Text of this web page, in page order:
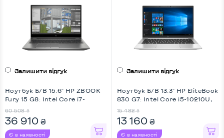
Залишити відгук
Ноутбук Б/В 15.6" HP ZBOOK
Fury 15 G8: Intel Core i7-
Full HD
60 508 ₴
36 910 ₴
Є в наявності
Залишити відгук
Ноутбук Б/В 13.3" HP EliteBook
830 G7: Intel Core i5-10210U,
15 482 ₴
13 160 ₴
Є в наявності